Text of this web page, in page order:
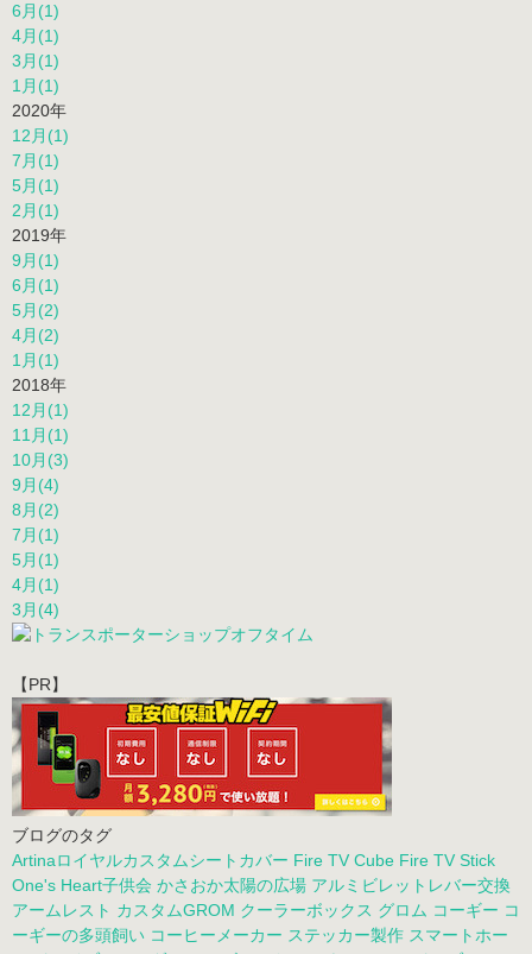
6月(1)
4月(1)
3月(1)
1月(1)
2020年
12月(1)
7月(1)
5月(1)
2月(1)
2019年
9月(1)
6月(1)
5月(2)
4月(2)
1月(1)
2018年
12月(1)
11月(1)
10月(3)
9月(4)
8月(2)
7月(1)
5月(1)
4月(1)
3月(4)
【PR】
ブログのタグ
Artinaロイヤルカスタムシートカバー Fire TV Cube Fire TV Stick
One's Heart子供会 かさおか太陽の広場 アルミビレットレバー交換
アームレスト カスタムGROM クーラーボックス グロム コーギー コ
ーギーの多頭飼い コーヒーメーカー ステッカー製作 スマートホー